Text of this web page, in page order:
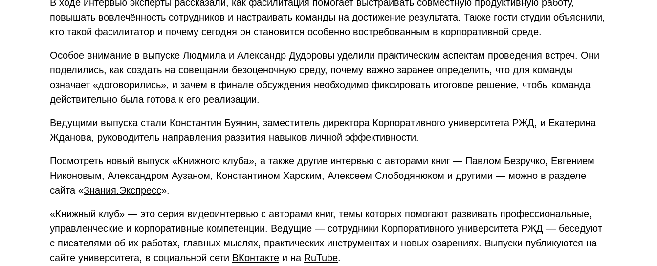
В ходе интервью эксперты рассказали, как фасилитация помогает выстраивать совместную продуктивную работу,
повышать вовлечённость сотрудников и настраивать команды на достижение результата. Также гости студии объяснили,
кто такой фасилитатор и почему сегодня он становится особенно востребованным в корпоративной среде.
Особое внимание в выпуске Людмила и Александр Дудоровы уделили практическим аспектам проведения встреч. Они
поделились, как создать на совещании безоценочную среду, почему важно заранее определить, что для команды
означает «договорились», и зачем в финале обсуждения необходимо фиксировать итоговое решение, чтобы команда
действительно была готова к его реализации.
Ведущими выпуска стали Константин Буянин, заместитель директора Корпоративного университета РЖД, и Екатерина
Жданова, руководитель направления развития навыков личной эффективности.
Посмотреть новый выпуск «Книжного клуба», а также другие интервью с авторами книг — Павлом Безручко, Евгением
Никоновым, Александром Аузаном, Константином Харским, Алексеем Слободянюком и другими — можно в разделе
сайта «Знания.Экспресс».
«Книжный клуб» — это серия видеоинтервью с авторами книг, темы которых помогают развивать профессиональные,
управленческие и корпоративные компетенции. Ведущие — сотрудники Корпоративного университета РЖД — беседуют
с писателями об их работах, главных мыслях, практических инструментах и новых озарениях. Выпуски публикуются на
сайте университета, в социальной сети ВКонтакте и на RuTube.